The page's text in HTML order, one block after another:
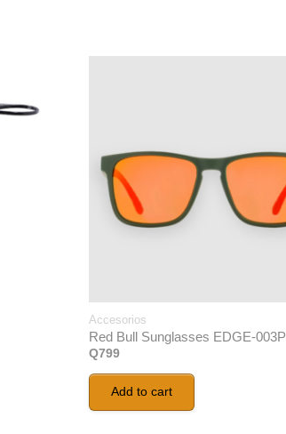
Accesorios
Red Bull Sunglasses EDGE-003P
Q799
Add to cart